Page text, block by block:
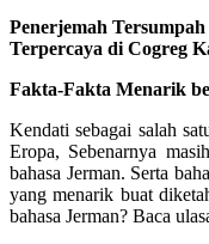
Penerjemah
Terpercaya di Cogreg
Fakta-Fakta Menarik
Kendati sebagai salah
Eropa, Sebenarnya
bahasa Jerman. Serta
yang menarik buat
bahasa Jerman? Baca